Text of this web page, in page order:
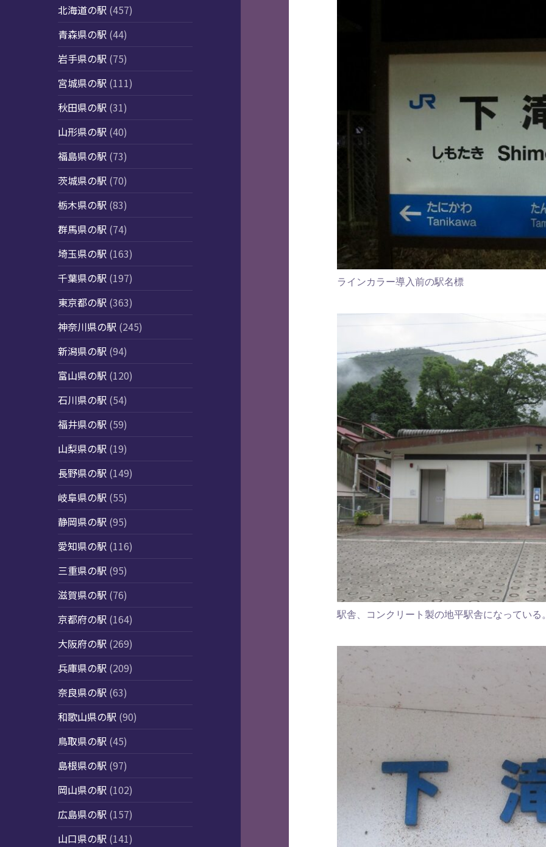
北海道の駅 (457)
青森県の駅 (44)
岩手県の駅 (75)
宮城県の駅 (111)
秋田県の駅 (31)
山形県の駅 (40)
福島県の駅 (73)
茨城県の駅 (70)
栃木県の駅 (83)
群馬県の駅 (74)
埼玉県の駅 (163)
千葉県の駅 (197)
東京都の駅 (363)
神奈川県の駅 (245)
新潟県の駅 (94)
富山県の駅 (120)
石川県の駅 (54)
福井県の駅 (59)
山梨県の駅 (19)
長野県の駅 (149)
岐阜県の駅 (55)
静岡県の駅 (95)
愛知県の駅 (116)
三重県の駅 (95)
滋賀県の駅 (76)
京都府の駅 (164)
大阪府の駅 (269)
兵庫県の駅 (209)
奈良県の駅 (63)
和歌山県の駅 (90)
鳥取県の駅 (45)
島根県の駅 (97)
岡山県の駅 (102)
広島県の駅 (157)
山口県の駅 (141)
ラインカラー導入前の駅名標
駅舎、コンクリート製の地平駅舎になっている